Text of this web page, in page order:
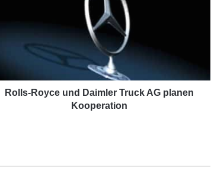
Rolls-Royce und Daimler Truck AG planen
Kooperation